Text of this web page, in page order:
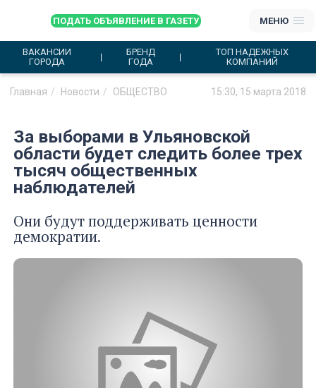
ПОДАТЬ ОБЪЯВЛЕНИЕ В ГАЗЕТУ МЕНЮ
ВАКАНСИИ
ГОРОДА
БРЕНД
ГОДА
ТОП НАДЕЖНЫХ
КОМПАНИЙ
Главная Новости ОБЩЕСТВО 15:30, 15 марта 2018
За выборами в Ульяновской
области будет следить более трех
тысяч общественных
наблюдателей
Они будут поддерживать ценности
демократии.